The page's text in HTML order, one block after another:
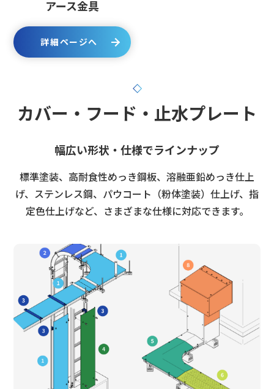
アース金具
詳細ページへ
カバー・フード・止水プレート
幅広い形状・仕様でラインナップ
標準塗装、高耐食性めっき鋼板、溶融亜鉛めっき仕上
げ、ステンレス鋼、パウコート（粉体塗装）仕上げ、指
定色仕上げなど、さまざまな仕様に対応できます。